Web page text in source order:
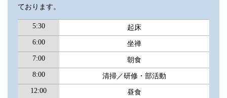
ております。
5:30
起床
6:00
坐禅
7:00
朝食
8:00
清掃／研修・部活動
12:00
昼食